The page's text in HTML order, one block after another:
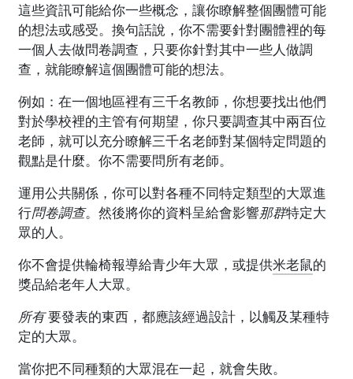
這些資訊可能給你一些概念，讓你瞭解整個團體可能
的想法或感受。換句話說，你不需要針對團體裡的每
一個人去做問卷調查，只要你針對其中一些人做調
查，就能瞭解這個團體可能的想法。
例如：在一個地區裡有三千名教師，你想要找出他們
對於學校裡的主管有何期望，你只要調查其中兩百位
老師，就可以充分瞭解三千名老師對某個特定問題的
觀點是什麼。你不需要問所有老師。
運用公共關係，你可以對各種不同特定類型的大眾進
行問卷調查。然後將你的資料呈給會影響那群特定大
眾的人。
你不會提供輪椅報導給青少年大眾，或提供米老鼠的
獎品給老年人大眾。
所有要發表的東西，都應該經過設計，以觸及某種特
定的大眾。
當你把不同種類的大眾混在一起，就會失敗。